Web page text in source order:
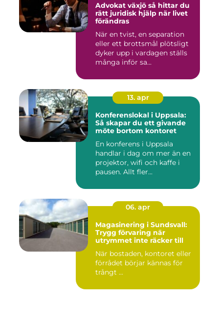
Advokat växjö så hittar du
rätt juridisk hjälp när livet
förändras
När en tvist, en separation
eller ett brottsmål plötsligt
dyker upp i vardagen ställs
många inför sa...
13. apr
Konferenslokal i Uppsala:
Så skapar du ett givande
möte bortom kontoret
En konferens i Uppsala
handlar i dag om mer än en
projektor, wifi och kaffe i
pausen. Allt fler...
06. apr
Magasinering i Sundsvall:
Trygg förvaring när
utrymmet inte räcker till
När bostaden, kontoret eller
förrådet börjar kännas för
trångt ...